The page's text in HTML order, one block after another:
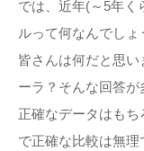
では、近年(～5年く
ルって何なんでしょ
皆さんは何だと思
ーラ？そんな回答が
正確なデータはも
で正確な比較は無理